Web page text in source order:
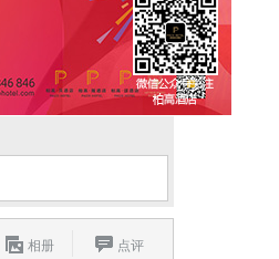
点评
相册